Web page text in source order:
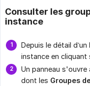
Consulter les
instance
Depuis le détail d’un
instance en cliquant
Un panneau
dont les Groupes